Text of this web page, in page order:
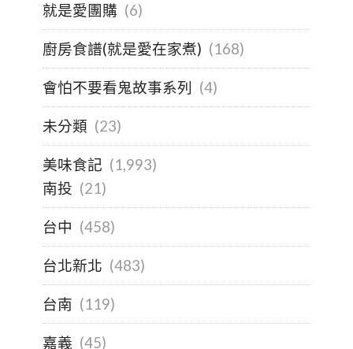
就是愛團購 (6)
廚房食譜(就是愛在家煮) (168)
會怕不要看鬼故事系列 (4)
未分類 (23)
美味食記 (1,993)
南投 (21)
台中 (458)
台北新北 (483)
台南 (119)
嘉義 (45)